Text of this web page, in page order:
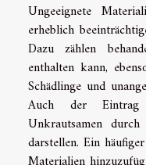
Ungeeignete
erheblich
Dazu zählen
enthalten kann,
Schädlinge und
Auch der Eintrag
Unkrautsamen
darstellen. Ein